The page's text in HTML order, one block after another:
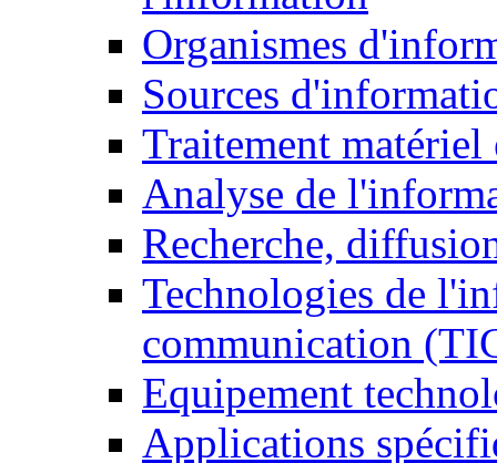
Organismes
Sources
Traitement matériel
Analyse de
Recherche,
Technologies de
communication
Equipement
Applications